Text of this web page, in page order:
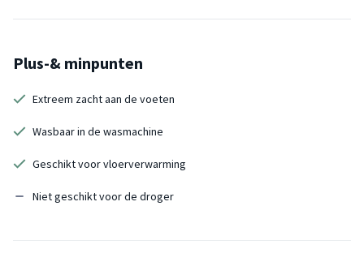
Plus-& minpunten
Extreem zacht aan de voeten
Wasbaar in de wasmachine
Geschikt voor vloerverwarming
Niet geschikt voor de droger